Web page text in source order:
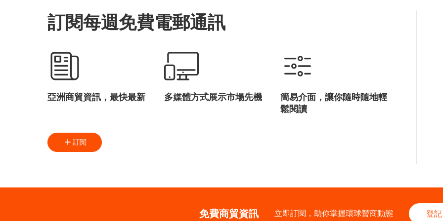
訂閱每週免費電郵通訊
亞洲商貿資訊，最快最新 多媒體方式展示市場先機
簡易介面，讓你隨時隨地輕
鬆閱讀
訂閱
免費商貿資訊 立即訂閱，助你掌握環球營商動態 登記